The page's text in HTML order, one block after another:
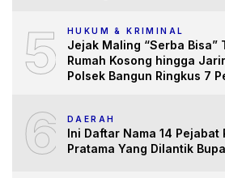
5 HUKUM & KRIMINAL
Jejak Maling “Serba Bisa”
Rumah Kosong hingga
Polsek Bangun Ringkus 7
6 DAERAH
Ini Daftar Nama 14 Pejabat
Pratama Yang Dilantik